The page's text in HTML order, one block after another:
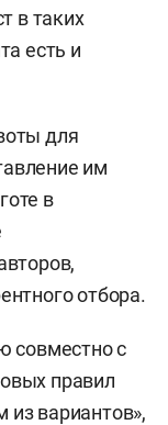
в таких
есть и
для
им
в
отбора.
совместно с
правил
вариантов»,